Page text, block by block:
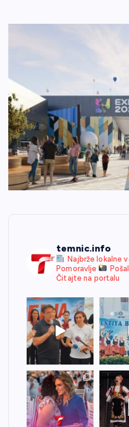
temnic.info
Najbrže lokalne
Pomoravlje
Čitajte na portalu